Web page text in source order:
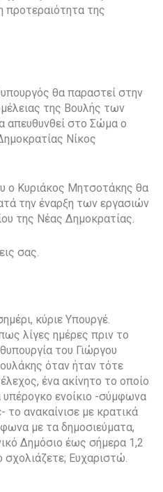
προτεραιότητα της
θα παραστεί στην
της Βουλής των
απευθυνθεί στο Σώμα ο
Νίκος
ο Κυριάκος Μητσοτάκης θα
την έναρξη των εργασιών
της Νέας Δημοκρατίας.
σας.
κύριε Υπουργέ.
λίγες ημέρες πριν το
του Γιώργου
όταν ήταν τότε
ένα ακίνητο το οποίο
υπέρογκο ενοίκιο -σύμφωνα
το ανακαίνισε με κρατικά
με τα δημοσιεύματα,
Δημόσιο έως σήμερα 1,2
Ευχαριστώ.